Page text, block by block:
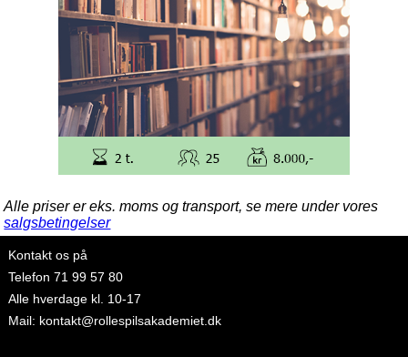
Alle priser er eks. moms og transport, se mere under vores
salgsbetingelser
Kontakt os på
Telefon 71 99 57 80
Alle hverdage kl. 10-17
Mail: kontakt@rollespilsakademiet.dk